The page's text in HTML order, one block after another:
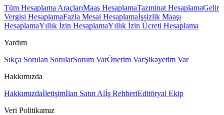
Tüm Hesaplama AraçlarıMaaş HesaplamaTazminat HesaplamaGelir
Vergisi HesaplamaFazla Mesai Hesaplamaİşsizlik Maaşı
HesaplamaYıllık İzin HesaplamaYıllık İzin Ücreti Hesaplama
Yardım
Sıkça Sorulan SorularSorum VarÖnerim VarŞikayetim Var
Hakkımızda
Hakkımızdaİletişimİlan Satın Alİş RehberiEditöryal Ekip
Veri Politikamız